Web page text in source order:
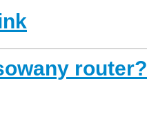
router?